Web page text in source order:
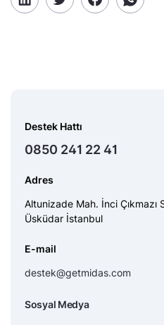
Destek Hattı
0850 241 22 41
Adres
Altunizade Mah. İnci Çıkmazı
Üsküdar İstanbul
E-mail
destek@getmidas.com
Sosyal Medya